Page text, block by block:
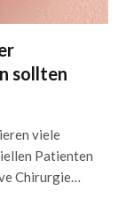
sollten
viele
Patienten
Chirurgie…